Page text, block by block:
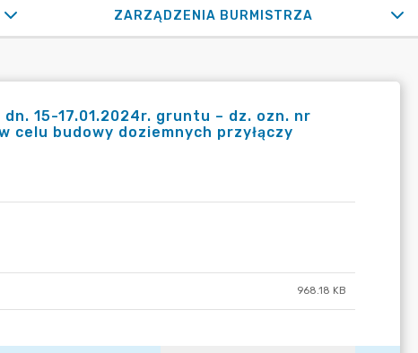
ZARZĄDZENIA BURMISTRZA
15-17.01.2024r. gruntu – dz. ozn. nr
celu budowy doziemnych przyłączy
968.18 KB